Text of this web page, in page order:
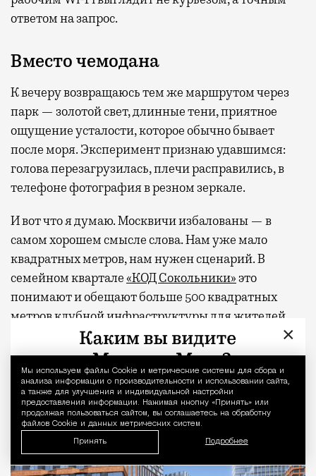
Уведомление
Мы используем файлы Сookie и метрические системы для сбора и
анализа информации о производительности и использовании сайта,
а также для улучшения и индивидуальной настройки
предоставления информации. Нажимая кнопку «Принять» или
продолжая пользоваться сайтом, вы соглашаетесь на обработку
файлов Cookie и данных метрических систем.
Принять Подробнее
ответом на запрос.
Вместо чемодана
К вечеру возвращаюсь тем же маршрутом через
парк — золотой свет, длинные тени, приятное
ощущение усталости, которое обычно бывает
после моря. Эксперимент признаю удавшимся:
голова перезагрузилась, плечи расправились, в
телефоне фотография в резном зеркале.
И вот что я думаю. Москвичи избалованы — в
самом хорошем смысле слова. Нам уже мало
квадратных метров, нам нужен сценарий. В
семейном квартале«КОД Сокольники»это
понимают и обещают больше 500 квадратных
метров клубной инфраструктуры для жителей
дома — коворкинг, общественную гостиную,
фитнес-студию, многофункциональное арт-
пространство и двухуровневую «игровую» для
детей. А снаружи, через свой тихий вход, будет
легендарный парк со всем его курортным
хозяйством.
×